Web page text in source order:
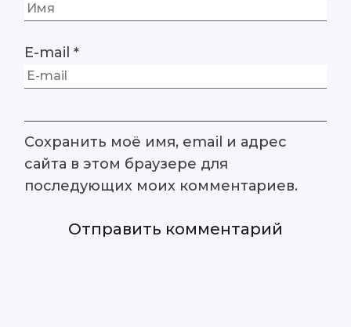
E-mail*
Сохранить моё имя, email и адрес
сайта в этом браузере для
последующих моих комментариев.